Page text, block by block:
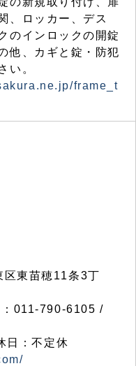
、ロッカー、デス
のインロックの開錠
他、カギと錠・防犯
い。
frame_t
東苗穂11条3丁
011-790-6105 /
日：不定休